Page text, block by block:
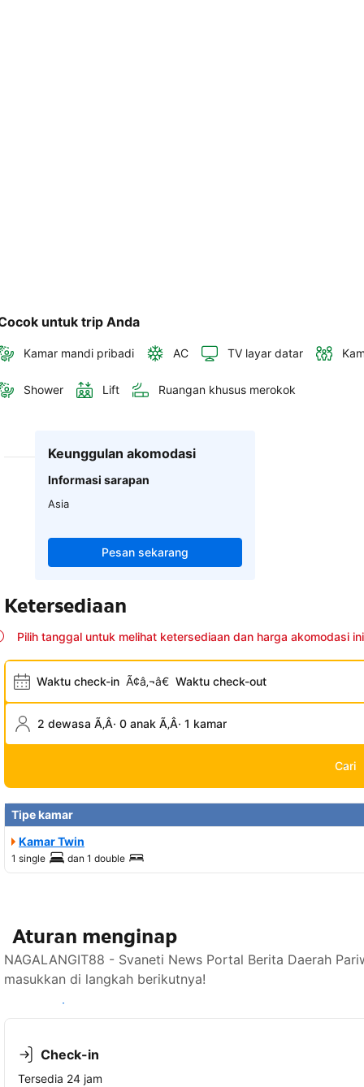
untuk trip Anda
Kamar mandi pribadi AC TV layar datar
Shower Lift Ruangan khusus merokok
Keunggulan akomodasi
Informasi sarapan
Asia
Pesan sekarang
Ketersediaan
Pilih tanggal untuk melihat ketersediaan dan harga akomodasi ini
Waktu check-in Ã¢â‚¬â€ Waktu check-out
2 dewasa Ã‚Â· 0 anak Ã‚Â· 1 kamar
Cari
Tipe kamar
Kamar Twin
1 single dan 1 double
Aturan menginap
NAGALANGIT88 - Svaneti News Portal Berita Daerah
masukkan di langkah berikutnya!
Lihat ketersediaan
Check-in
Tersedia 24 jam